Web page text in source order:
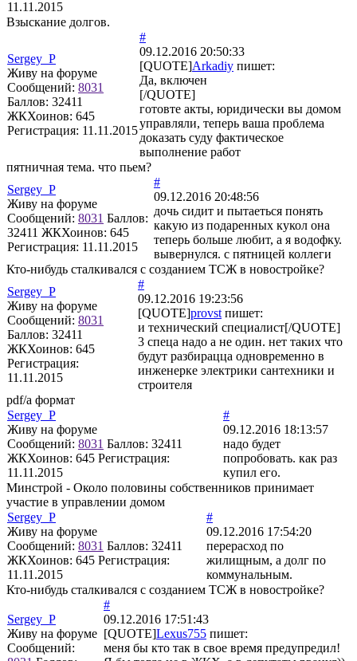
11.11.2015
Взыскание долгов.
Sergey_P
Живу на форуме
Сообщений: 8031
Баллов: 32411
ЖКХоинов: 645
Регистрация: 11.11.2015
#
09.12.2016 20:50:33
[QUOTE]Arkadiy пишет:
Да, включен
[/QUOTE]
готовте акты, юридически вы домом
управляли, теперь ваша проблема
доказать суду фактическое
выполнение работ
пятничная тема. что пьем?
Sergey_P
Живу на форуме
Сообщений: 8031 Баллов:
32411 ЖКХоинов: 645
Регистрация: 11.11.2015
#
09.12.2016 20:48:56
дочь сидит и пытаеться понять
какую из подаренных кукол она
теперь больше любит, а я водофку.
вывернулся. с пятницей коллеги
Кто-нибудь сталкивался с созданием ТСЖ в новостройке?
Sergey_P
Живу на форуме
Сообщений: 8031
Баллов: 32411
ЖКХоинов: 645
Регистрация:
11.11.2015
#
09.12.2016 19:23:56
[QUOTE]provst пишет:
и технический специалист[/QUOTE]
3 спеца надо а не один. нет таких что
будут разбирацца одновременно в
инженерке электрики сантехники и
строителя
pdf/a формат
Sergey_P
Живу на форуме
Сообщений: 8031 Баллов: 32411
ЖКХоинов: 645 Регистрация:
11.11.2015
#
09.12.2016 18:13:57
надо будет
попробовать. как раз
купил его.
Минстрой - Около половины собственников принимает
участие в управлении домом
Sergey_P
Живу на форуме
Сообщений: 8031 Баллов: 32411
ЖКХоинов: 645 Регистрация:
11.11.2015
#
09.12.2016 17:54:20
перерасход по
жилищным, а долг по
коммунальным.
Кто-нибудь сталкивался с созданием ТСЖ в новостройке?
Sergey_P
Живу на форуме
Сообщений:
#
09.12.2016 17:51:43
[QUOTE]Lexus755 пишет:
меня бы кто так в свое время предупредил!